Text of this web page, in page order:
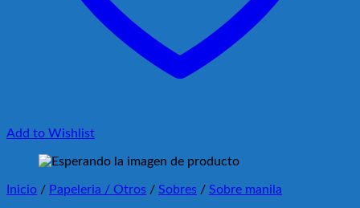
Add to Wishlist
Inicio / Papeleria / Otros / Sobres / Sobre manila